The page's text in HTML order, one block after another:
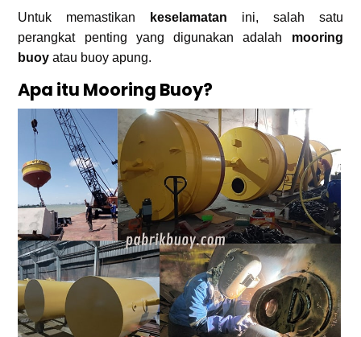
Untuk memastikan keselamatan ini, salah satu
perangkat penting yang digunakan adalah mooring
buoy atau buoy apung.
Apa itu Mooring Buoy?